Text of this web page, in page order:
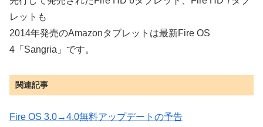
レットも
2014年発売のAmazonタブレットは最新Fire OS
4「Sangria」です。
関連記事
Fire OS 3.0→4.0無料アップデートの予告